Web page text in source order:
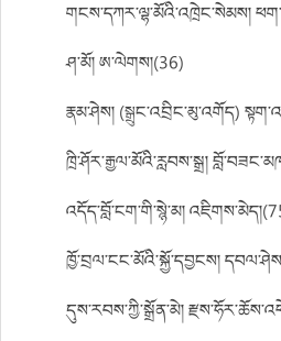
གངས་དཀར་ལྷ་མོའི་འཁྲེང་སེམས།
ཤ་མོ། ཨ་ལེགས།(36)
རྣམ་ཤེས། (སྒྲུང་འབྲིང་མུ་འགོད)
ཁྲི་ཤོར་རྒྱལ་མོའི་རླབས་སྒྲ།
འདོད་བློ་ངག་གི་སྙེ་མ།
ཁྱོ་བྲལ་ངང་མོའི་སྐྱོ་དབྱངས།
དུས་རབས་ཀྱི་སྒྲོན་མེ།